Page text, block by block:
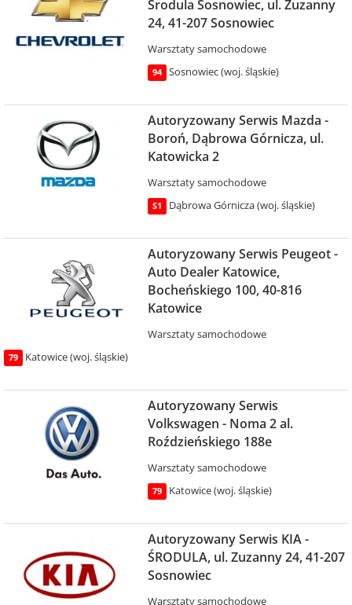
Środula Sosnowiec, ul. Zuzanny
24, 41-207 Sosnowiec
Warsztaty samochodowe
94 Sosnowiec (woj. śląskie)
Autoryzowany Serwis Mazda -
Boroń, Dąbrowa Górnicza, ul.
Katowicka 2
Warsztaty samochodowe
S1 Dąbrowa Górnicza (woj. śląskie)
Autoryzowany Serwis Peugeot -
Auto Dealer Katowice,
Bocheńskiego 100, 40-816
Katowice
Warsztaty samochodowe
79 Katowice (woj. śląskie)
Autoryzowany Serwis
Volkswagen - Noma 2 al.
Roździeńskiego 188e
Warsztaty samochodowe
79 Katowice (woj. śląskie)
Autoryzowany Serwis KIA -
ŚRODULA, ul. Zuzanny 24, 41-207
Sosnowiec
Warsztaty samochodowe